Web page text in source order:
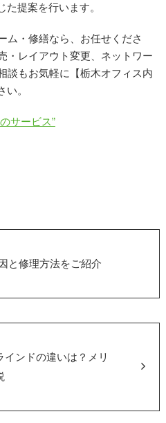
提案を行います。
ム・修繕なら、お任せくださ
・レイアウト変更、ネットワー
談もお気軽に【栃木オフィス内
。
サービス”
と修理方法をご紹介
ンドの違いは？メリ